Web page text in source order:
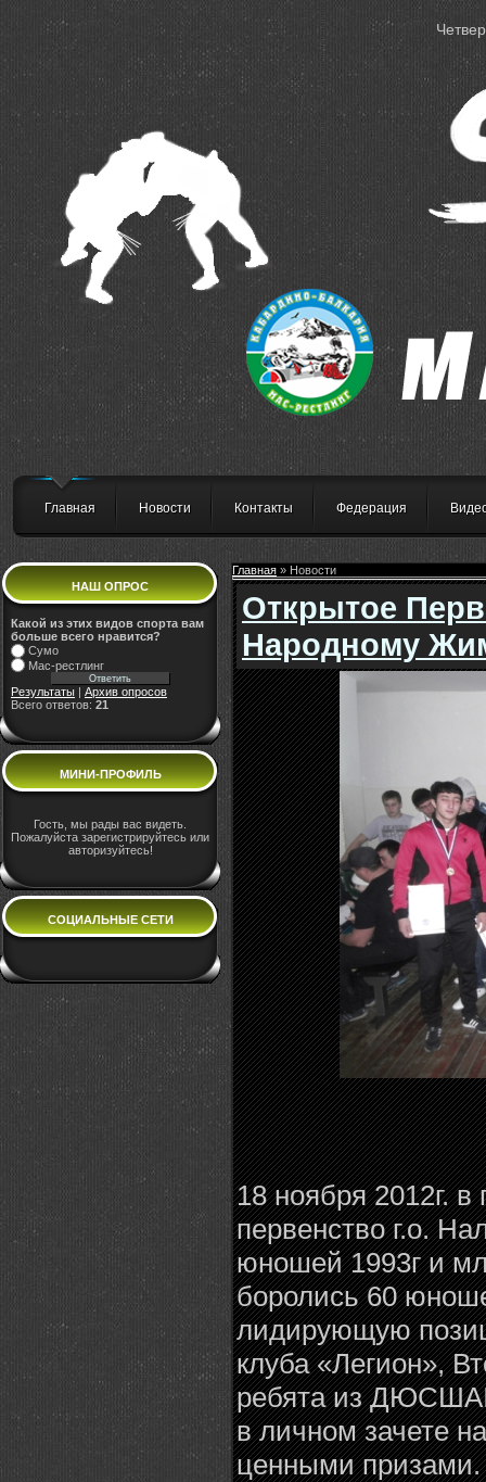
Главная Новости Контакты Федерация
НАШ ОПРОС
Какой из этих видов спорта вам
больше всего нравится?
Сумо
Мас-рестлинг
Результаты
Архив опросов
Всего ответов: 21
МИНИ-ПРОФИЛЬ
Гость, мы рады вас видеть.
Пожалуйста зарегистрируйтесь или
авторизуйтесь!
СОЦИАЛЬНЫЕ СЕТИ
Главная » Новости
Открытое
Народному
18 ноября 2012г.
первенство г.о.
юношей 1993г и
боролись 60
лидирующую
клуба «Легион»,
ребята из
в личном зачете
ценными призами.